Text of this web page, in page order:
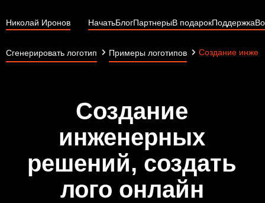
Николай Иронов НачатьБлогПартнерыВ подарокПоддержка
Сгенерировать логотип Примеры логотипов Создание
Создание
инженерных
решений, создать
лого онлайн